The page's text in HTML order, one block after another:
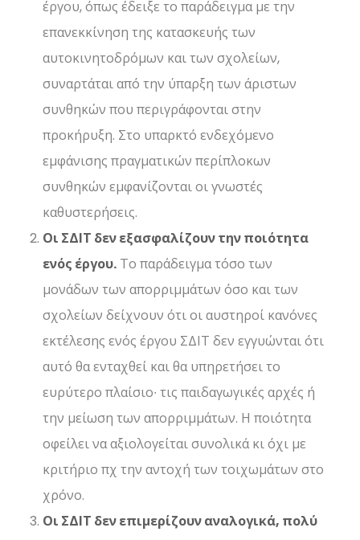
έργου, όπως έδειξε το παράδειγμα με την
επανεκκίνηση της κατασκευής των
αυτοκινητοδρόμων και των σχολείων,
συναρτάται από την ύπαρξη των άριστων
συνθηκών που περιγράφονται στην
προκήρυξη. Στο υπαρκτό ενδεχόμενο
εμφάνισης πραγματικών περίπλοκων
συνθηκών εμφανίζονται οι γνωστές
καθυστερήσεις.
Οι ΣΔΙΤ δεν εξασφαλίζουν την ποιότητα
ενός έργου. Το παράδειγμα τόσο των
μονάδων των απορριμμάτων όσο και των
σχολείων δείχνουν ότι οι αυστηροί κανόνες
εκτέλεσης ενός έργου ΣΔΙΤ δεν εγγυώνται ότι
αυτό θα ενταχθεί και θα υπηρετήσει το
ευρύτερο πλαίσιο∙ τις παιδαγωγικές αρχές ή
την μείωση των απορριμμάτων. Η ποιότητα
οφείλει να αξιολογείται συνολικά κι όχι με
κριτήριο πχ την αντοχή των τοιχωμάτων στο
χρόνο.
Οι ΣΔΙΤ δεν επιμερίζουν αναλογικά, πολύ